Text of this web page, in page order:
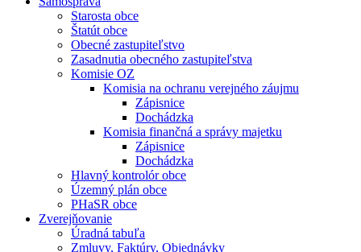
Starosta obce
Štatút obce
Obecné zastupiteľstvo
Zasadnutia obecného zastupiteľstva
Komisie OZ
Komisia na ochranu verejného záujmu
Zápisnice
Dochádzka
Komisia finančná a správy majetku
Zápisnice
Dochádzka
Hlavný kontrolór obce
Územný plán obce
PHaSR obce
Zverejňovanie
Úradná tabuľa
Zmluvy, Faktúry, Objednávky